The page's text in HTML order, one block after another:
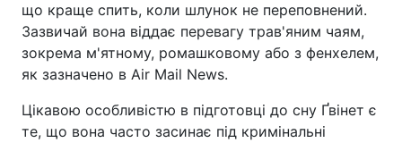
що краще спить, коли шлунок не переповнений.
Зазвичай вона віддає перевагу трав'яним чаям,
зокрема м'ятному, ромашковому або з фенхелем,
як зазначено в Air Mail News.
Цікавою особливістю в підготовці до сну Ґвінет є
те, що вона часто засинає під кримінальні